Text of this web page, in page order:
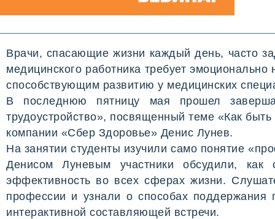
Врачи, спасающие жизни каждый день, часто
медицинского работника требует
способствующим развитию у медицинских
В последнюю пятницу мая прошел
трудоустройство», посвященный теме «Как
компании «Сбер Здоровье» Денис Лунев.
На занятии студенты изучили само понятие
Денисом Луневым участники обсудили, как
эффективность во всех сферах жизни.
профессии и узнали о способах поддержания
интерактивной составляющей встречи.